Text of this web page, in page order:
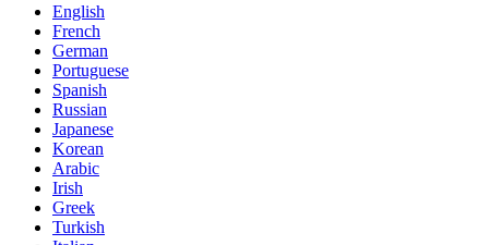
English
French
German
Portuguese
Spanish
Russian
Japanese
Korean
Arabic
Irish
Greek
Turkish